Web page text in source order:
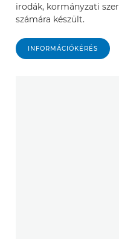
irodák, kormányzati
számára készült.
INFORMÁCIÓKÉRÉS